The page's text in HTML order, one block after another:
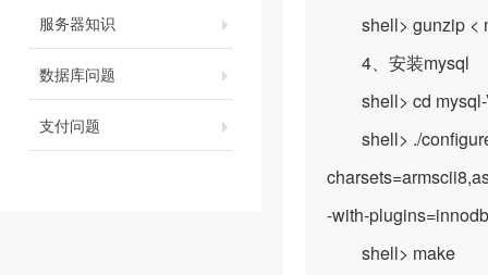
服务器知识
数据库问题
支付问题
shell> gunzip <
4、安装mysql
shell> cd mysql-
shell> ./configure
-with-
shell> make